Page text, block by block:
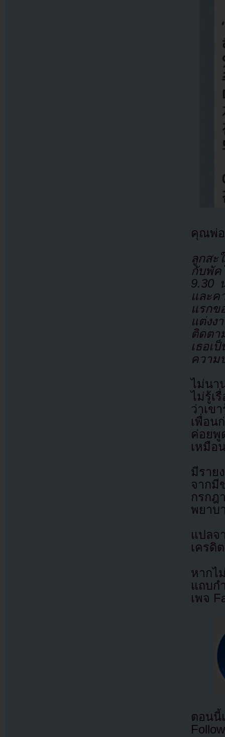
คุณพ่
ลูกสะ
กับพั
9.30
และค
แรกข
แต่ง
ติดตา
เธอเ
ความ
ไม่นา
ไม่รู้เ
ว่าเข
เพื่อน
ค่อยพู
เหมือ
มีราย
จากมี
กรก
พยาบ
แปลจ
เครดิ
หากไ
แถบก
เพจ
ตอนนี้